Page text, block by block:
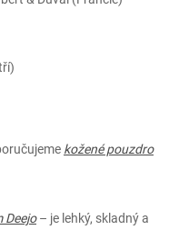
kožené pouzdro
Deejo– je lehký, skladný a